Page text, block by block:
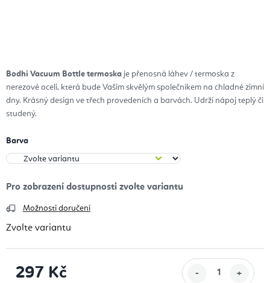
Bodhi Vacuum Bottle termoska je přenosná láhev / termoska z
nerezové oceli, která bude Vašim skvělým společníkem na chladné zimní
dny. Krásný design ve třech provedeních a barvách. Udrží nápoj teplý či
studený.
Barva
Možnosti doručení
Zvolte variantu
297 Kč